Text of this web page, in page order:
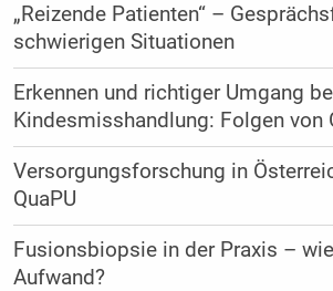
„Reizende Patienten“ –
schwierigen Situationen
Erkennen und richtiger Umgang
Kindesmisshandlung: Folgen von
Versorgungsforschung in
QuaPU
Fusionsbiopsie in der Praxis –
Aufwand?